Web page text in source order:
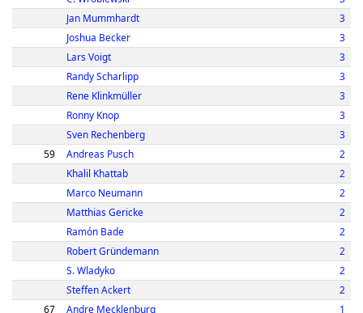
Jan Mummhardt
3
Joshua Becker
3
Lars Voigt
3
Randy Scharlipp
3
Rene Klinkmüller
3
Ronny Knop
3
Sven Rechenberg
3
59
Andreas Pusch
2
Khalil Khattab
2
Marco Neumann
2
Matthias Gericke
2
Ramón Bade
2
Robert Gründemann
2
S. Wladyko
2
Steffen Ackert
2
67
Andre Mecklenburg
1